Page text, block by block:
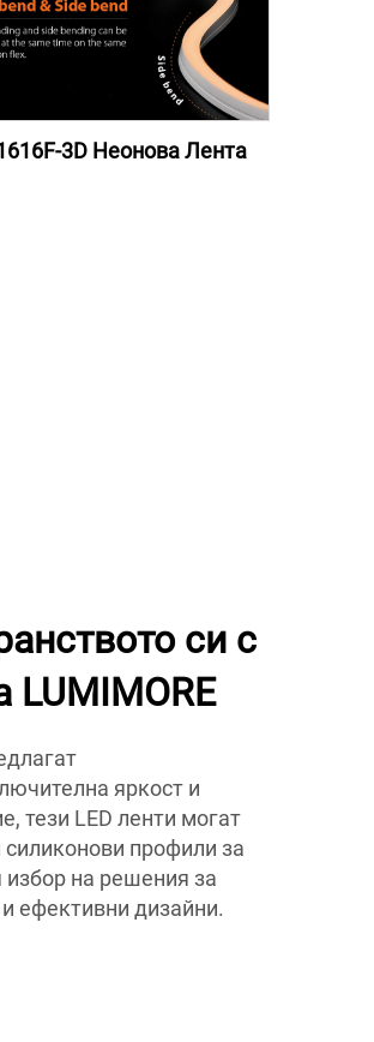
3D Неонова Лента
си с
LUMIMORE
яркост и
тези LED ленти могат
профили за
на решения за
ефективни дизайни.